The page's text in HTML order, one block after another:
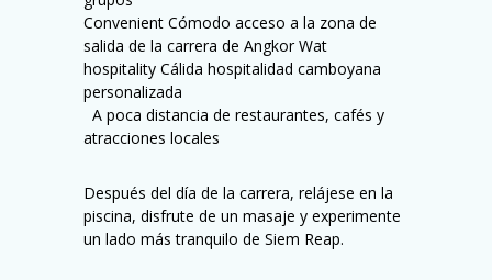
Convenient Cómodo acceso a la zona de
salida de la carrera de Angkor Wat
hospitality Cálida hospitalidad camboyana
personalizada
️ ️ A poca distancia de restaurantes, cafés y
atracciones locales
Después del día de la carrera, relájese en la
piscina, disfrute de un masaje y experimente
un lado más tranquilo de Siem Reap.